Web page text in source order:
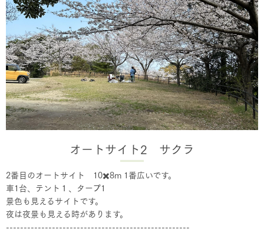
オートサイト2 サクラ
2番目のオートサイト 10✖️8m 1番広いです。
車1台、テント１、タープ1
景色も見えるサイトです。
夜は夜景も見える時があります。
----------------------------------------------------